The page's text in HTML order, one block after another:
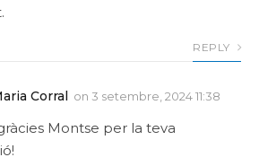
REPLY
Corral on 3 setembre, 2024 11:38
Montse per la teva